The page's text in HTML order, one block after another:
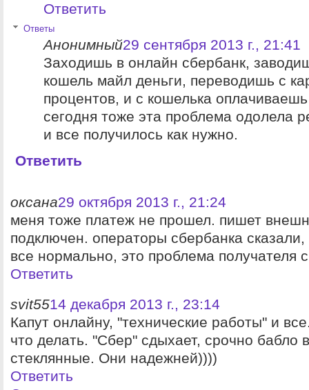
Ответить
Ответы
Анонимный29 сентября 2013 г., 21:41
Заходишь в онлайн сбербанк,
кошель майл деньги, переводишь с
процентов, и с кошелька
сегодня тоже эта проблема одолела
и все получилось как нужно.
Ответить
оксана29 октября 2013 г., 21:24
меня тоже платеж не прошел. пишет
подключен. операторы сбербанка сказали,
все нормально, это проблема получателя
Ответить
svit5514 декабря 2013 г., 23:14
Капут онлайну, "технические работы" и
что делать. "Сбер" сдыхает, срочно бабло
стеклянные. Они надежней))))
Ответить